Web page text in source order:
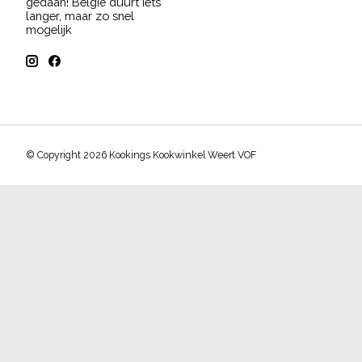
langer, maar zo snel
mogelijk
© Copyright 2026 Kookings Kookwinkel Weert VOF